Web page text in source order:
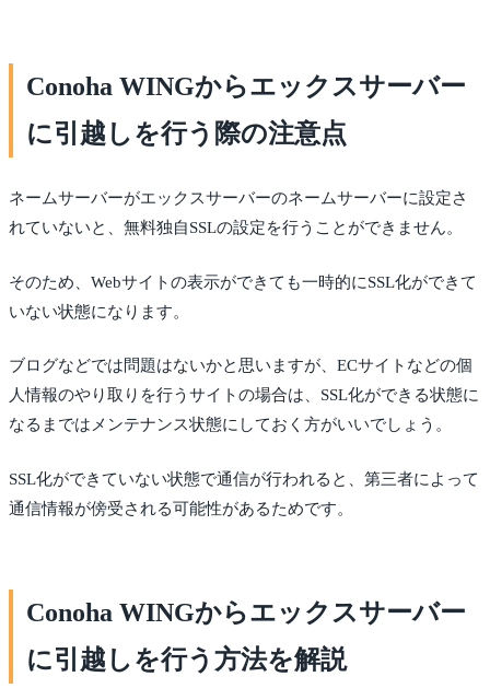
Conoha WINGからエックスサーバー
に引越しを行う際の注意点
ネームサーバーがエックスサーバーのネームサーバーに設定さ
れていないと、無料独自SSLの設定を行うことができません。
そのため、Webサイトの表示ができても一時的にSSL化ができて
いない状態になります。
ブログなどでは問題はないかと思いますが、ECサイトなどの個
人情報のやり取りを行うサイトの場合は、SSL化ができる状態に
なるまではメンテナンス状態にしておく方がいいでしょう。
SSL化ができていない状態で通信が行われると、第三者によって
通信情報が傍受される可能性があるためです。
Conoha WINGからエックスサーバー
に引越しを行う方法を解説